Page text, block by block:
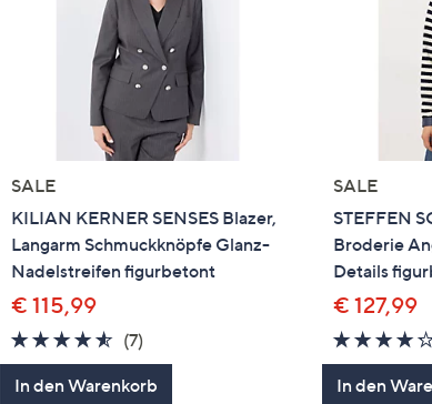
SALE
KILIAN KERNER SENSES Blazer,
Langarm Schmuckknöpfe Glanz-
Nadelstreifen figurbetont
€ 115,99
4.4
von
5
(7)
Bewertungen
In den Warenkorb
SALE
STEFFEN
Broderie
Details
€ 127,99
In den